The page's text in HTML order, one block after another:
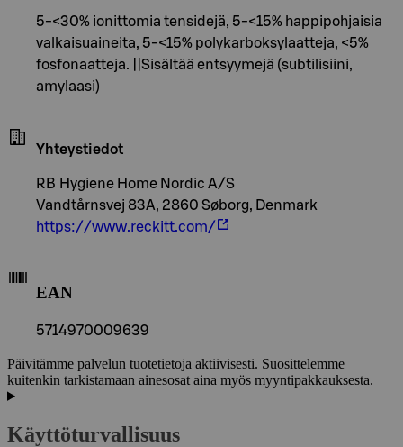
5-<30% ionittomia tensidejä, 5-<15% happipohjaisia
valkaisuaineita, 5-<15% polykarboksylaatteja, <5%
fosfonaatteja. ||Sisältää entsyymejä (subtilisiini,
amylaasi)
Yhteystiedot
RB Hygiene Home Nordic A/S
Vandtårnsvej 83A, 2860 Søborg, Denmark
https://www.reckitt.com/
EAN
5714970009639
Päivitämme palvelun tuotetietoja aktiivisesti. Suosittelemme
kuitenkin tarkistamaan ainesosat aina myös myyntipakkauksesta.
Käyttöturvallisuus